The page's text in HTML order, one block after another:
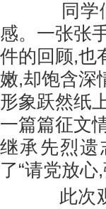
同学们
感。一张张
件的回顾,也
嫩,却饱含深
形象跃然纸
一篇篇征文
继承先烈
了“请党放心
此次观